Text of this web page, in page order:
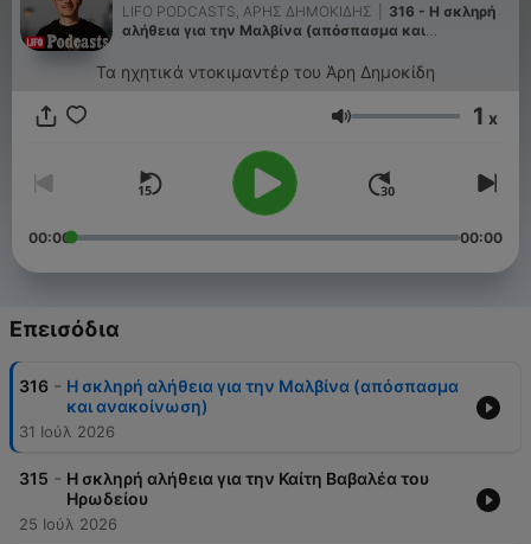
LIFO PODCASTS, ΑΡΗΣ ΔΗΜΟΚΙΔΗΣ
316 - H σκληρή
αλήθεια για την Μαλβίνα (απόσπασμα και
Τα ηχητικά ντοκιμαντέρ του Άρη Δημοκίδη
Ένταση 1 x
00:00 00:00
Επεισόδια
316 - H σκληρή αλήθεια για την Μαλβίνα (απόσπασμα
και ανακοίνωση)
31 Ιούλ 2026
315 - Η σκληρή αλήθεια για την Καίτη Βαβαλέα του
Ηρωδείου
25 Ιούλ 2026